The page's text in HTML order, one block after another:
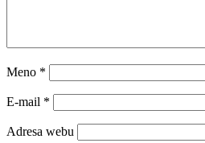
Meno *
E-mail *
Adresa webu